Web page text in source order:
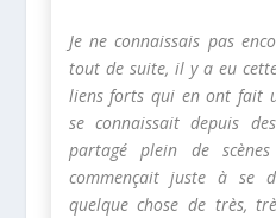
Je ne connaissais pas
tout de suite, il y a eu
liens forts qui en ont fait
se connaissait depuis
partagé plein de
commençait juste à se
quelque chose de très,